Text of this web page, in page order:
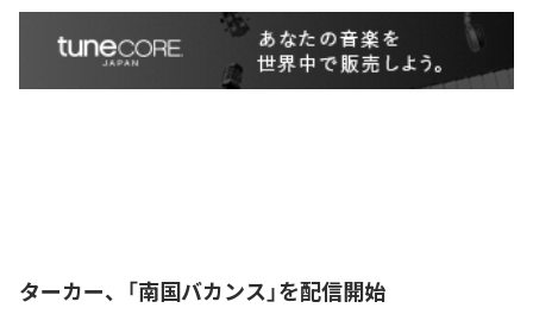
ターカー、「南国バカンス」を配信開始